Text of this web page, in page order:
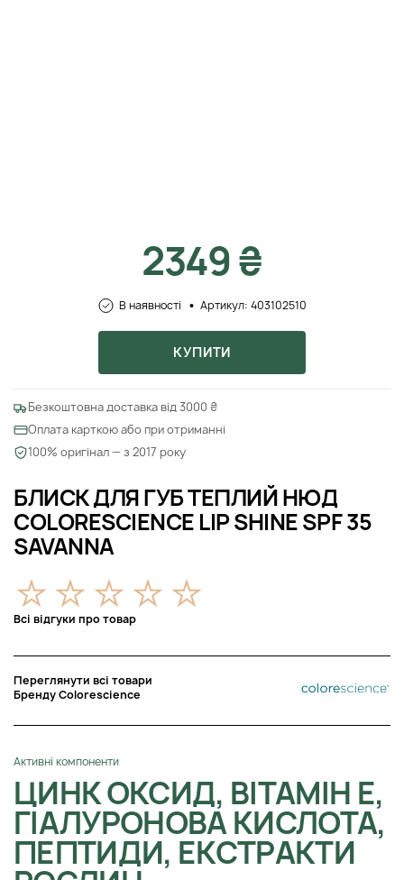
БЛИСК ДЛЯ ГУБ ТЕПЛИЙ НЮД
COLORESCIENCE LIP SHINE SPF 35
SAVANNA
Всі відгуки про товар
Переглянути всі товари
Бренду Colorescience
Активні компоненти
ЦИНК ОКСИД, ВІТАМІН Е,
ГІАЛУРОНОВА КИСЛОТА,
ПЕПТИДИ, ЕКСТРАКТИ
2349 ₴
В наявності Артикул: 403102510
КУПИТИ
Безкоштовна доставка від 3000 ₴
Оплата карткою або при отриманні
100% оригінал — з 2017 року